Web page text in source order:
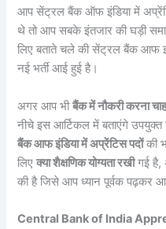
आप सेंट्रल बैंक ऑफ इंडिया में
थे तो आप सबके इंतजार की घड़ी
लिए बताते चले की सेंट्रल बैंक आफ
नई भर्ती आई हुई है।
अगर आप भीबैंक में नौकरी करना
नीचे इस आर्टिकल में बताएंगे
बैंक आफ इंडिया में अप्रेंटिस पदोंकी
लिएक्या शैक्षणिक योग्यता रखीगई है,
की है जिसे आप ध्यान पूर्वक पढ़कर
Central Bank of India